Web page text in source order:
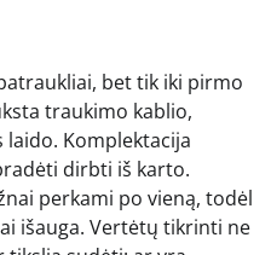
bet tik iki pirmo
traukimo kablio,
Komplektacija
dirbti iš karto.
perkami po vieną, todėl
išauga. Vertėtų tikrinti ne